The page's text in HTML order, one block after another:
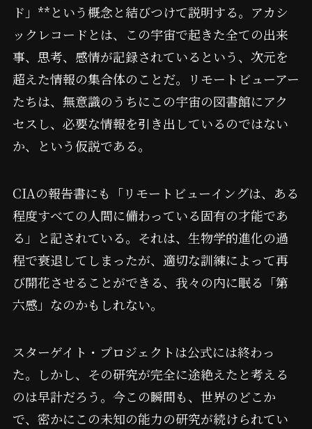
ド」**という概念と結びつけて説明する。アカシ
ックレコードとは、この宇宙で起きた全ての出来
事、思考、感情が記録されているという、次元を
超えた情報の集合体のことだ。リモートビューアー
たちは、無意識のうちにこの宇宙の図書館にアク
セスし、必要な情報を引き出しているのではない
か、という仮説である。
CIAの報告書にも「リモートビューイングは、ある
程度すべての人間に備わっている固有の才能であ
る」と記されている。それは、生物学的進化の過
程で衰退してしまったが、適切な訓練によって再
び開花させることができる、我々の内に眠る「第
六感」なのかもしれない。
スターゲイト・プロジェクトは公式には終わっ
た。しかし、その研究が完全に途絶えたと考える
のは早計だろう。今この瞬間も、世界のどこか
で、密かにこの未知の能力の研究が続けられてい